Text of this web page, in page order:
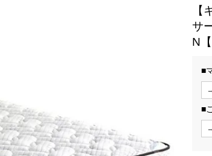
【
サ
N
■
■